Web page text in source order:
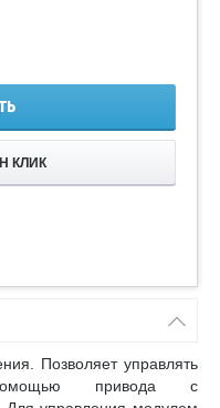
КЛИК
Позволяет управлять
привода с